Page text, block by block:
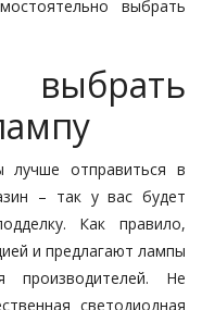
выбрать
лучше отправиться в
– так у вас будет
Как правило,
и предлагают лампы
производителей. Не
светодиодная